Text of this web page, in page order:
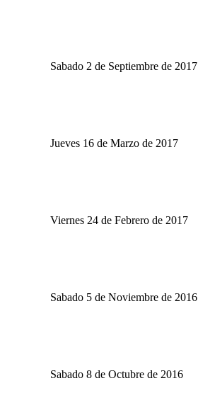
Sabado 2 de Septiembre de 2017
Jueves 16 de Marzo de 2017
Viernes 24 de Febrero de 2017
Sabado 5 de Noviembre de 2016
Sabado 8 de Octubre de 2016